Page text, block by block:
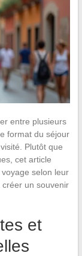
entre plusieurs
format du séjour
Plutôt que
cet article
selon leur
un souvenir
et